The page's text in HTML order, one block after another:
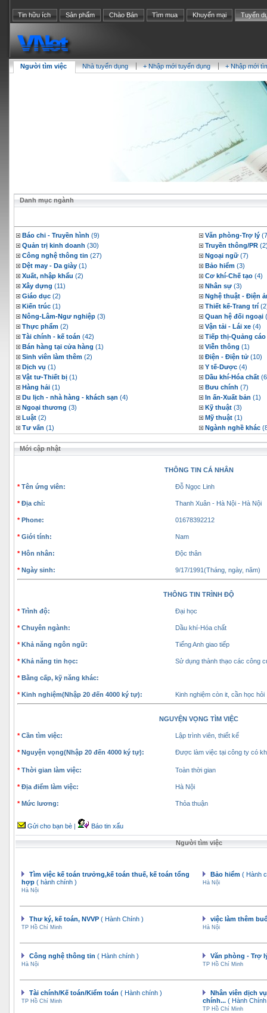
Tin hữu ích Sản phẩm Chào Bán Tìm mua Khuyến mại Tuyển
Người tìm việc Nhà tuyển dụng + Nhập mới tuyển dụng + Nhập mới
Danh mục ngành
Báo chi - Truyền hình (9) Văn phòng-Trợ lý
Quản trị kinh doanh (30) Truyền thông/PR
Công nghệ thông tin (27) Ngoại ngữ (7)
Dệt may - Da giày (1) Bảo hiểm (3)
Xuất, nhập khẩu (2) Cơ khí-Chế tạo (4)
Xây dựng (11) Nhân sự (3)
Giáo dục (2)
Nghệ thuật - Điện
Kiến trúc (1) Thiết kế-Trang trí
Nông-Lâm-Ngư nghiệp (3) Quan hệ đối ngoại
Thực phẩm (2) Vận tải - Lái xe (4)
Tài chính - kế toán (42) Tiếp thị-Quảng cáo
Bán hàng tại cửa hàng (1) Viễn thông (1)
Sinh viên làm thêm (2) Điện - Điện tử (10)
Dịch vụ (1) Y tế-Dược (4)
Vật tư-Thiết bị (1) Dầu khí-Hóa chất
Hàng hải (1) Bưu chính (7)
Du lịch - nhà hàng - khách sạn (4) In ấn-Xuất bản (1)
Ngoại thương (3) Kỹ thuật (3)
Luật (2) Mỹ thuật (1)
Tư vấn (1) Ngành nghề khác
Mới cập nhật
THÔNG TIN CÁ NHÂN
*Tên ứng viên: Đỗ Ngọc Linh
*Ðịa chỉ: Thanh Xuân - Hà Nội - Hà Nội
* Phone: 01678392212
*Giới tính: Nam
* Hôn nhân: Độc thân
* Ngày sinh: 9/17/1991(Tháng, ngày, năm)
THÔNG TIN TRÌNH ĐỘ
*Trình độ: Đại học
*Chuyên ngành: Dầu khí-Hóa chất
* Khả năng ngôn ngữ: Tiếng Anh giao tiếp
* Khả năng tin học: Sử dụng thành thạo các công
* Bằng cấp, kỹ năng khác:
* Kinh nghiệm(Nhập 20 đến 4000 ký tự): Kinh nghiệm còn it, cần học hỏi
NGUYỆN VỌNG TÌM VIỆC
*Cần tìm việc: Lập trình viên, thiết kế
* Nguyện vọng(Nhập 20 đến 4000 ký tự): Được làm việc tại công ty có
*Thời gian làm việc: Toàn thời gian
*Địa điểm làm việc: Hà Nội
* Mức lương: Thỏa thuận
Gửi cho bạn bè Báo tin xấu
Người tìm việc
Tìm việc kế toán trưởng,kế toán thuế, kế toán tổng
hợp ( hành chính )
Hà Nội
Bảo hiểm ( Hành
Hà Nội
Thư ký, kế toán, NVVP ( Hành Chính )
TP Hồ Chí Minh
việc làm thêm
Hà Nội
Công nghệ thông tin ( Hành chính )
Hà Nội
Văn phòng - Trợ
TP Hồ Chí Minh
Tài chính/Kế toán/Kiểm toán ( Hành chính )
TP Hồ Chí Minh
Nhân viên dịch
chính... ( Hành
TP Hồ Chí Minh